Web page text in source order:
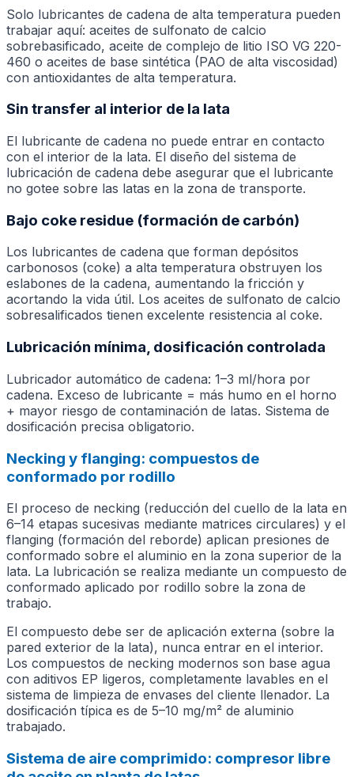
Solo lubricantes de cadena de alta temperatura pueden
trabajar aquí: aceites de sulfonato de calcio
sobrebasificado, aceite de complejo de litio ISO VG 220-
460 o aceites de base sintética (PAO de alta viscosidad)
con antioxidantes de alta temperatura.
Sin transfer al interior de la lata
El lubricante de cadena no puede entrar en contacto
con el interior de la lata. El diseño del sistema de
lubricación de cadena debe asegurar que el lubricante
no gotee sobre las latas en la zona de transporte.
Bajo coke residue (formación de carbón)
Los lubricantes de cadena que forman depósitos
carbonosos (coke) a alta temperatura obstruyen los
eslabones de la cadena, aumentando la fricción y
acortando la vida útil. Los aceites de sulfonato de calcio
sobresalificados tienen excelente resistencia al coke.
Lubricación mínima, dosificación controlada
Lubricador automático de cadena: 1–3 ml/hora por
cadena. Exceso de lubricante = más humo en el horno
+ mayor riesgo de contaminación de latas. Sistema de
dosificación precisa obligatorio.
Necking y flanging: compuestos de
conformado por rodillo
El proceso de necking (reducción del cuello de la lata en
6–14 etapas sucesivas mediante matrices circulares) y el
flanging (formación del reborde) aplican presiones de
conformado sobre el aluminio en la zona superior de la
lata. La lubricación se realiza mediante un compuesto de
conformado aplicado por rodillo sobre la zona de
trabajo.
El compuesto debe ser de aplicación externa (sobre la
pared exterior de la lata), nunca entrar en el interior.
Los compuestos de necking modernos son base agua
con aditivos EP ligeros, completamente lavables en el
sistema de limpieza de envases del cliente llenador. La
dosificación típica es de 5–10 mg/m² de aluminio
trabajado.
Sistema de aire comprimido: compresor libre